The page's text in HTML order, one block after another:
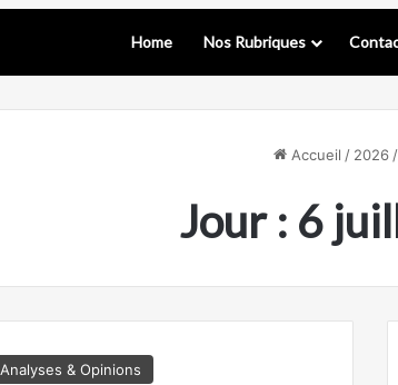
Home Nos Rubriques
Accueil / 2026 /
Jour : 6
Analyses & Opinions